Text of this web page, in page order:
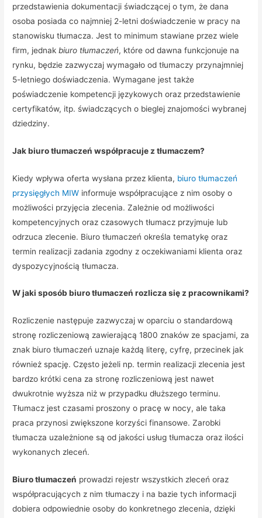
przedstawienia dokumentacji świadczącej o tym, że dana
osoba posiada co najmniej 2-letni doświadczenie w pracy na
stanowisku tłumacza. Jest to minimum stawiane przez wiele
firm, jednakbiuro tłumaczeń, które od dawna funkcjonuje na
rynku, będzie zazwyczaj wymagało od tłumaczy przynajmniej
5-letniego doświadczenia. Wymagane jest także
poświadczenie kompetencji językowych oraz przedstawienie
certyfikatów, itp. świadczących o bieglej znajomości wybranej
dziedziny.
Jak biuro tłumaczeń współpracuje z tłumaczem?
Kiedy wpływa oferta wysłana przez klienta, biuro tłumaczeń
przysięgłych MIW informuje współpracujące z nim osoby o
możliwości przyjęcia zlecenia. Zależnie od możliwości
kompetencyjnych oraz czasowych tłumacz przyjmuje lub
odrzuca zlecenie. Biuro tłumaczeń określa tematykę oraz
termin realizacji zadania zgodny z oczekiwaniami klienta oraz
dyspozycyjnością tłumacza.
W jaki sposób biuro tłumaczeń rozlicza się z pracownikami?
Rozliczenie następuje zazwyczaj w oparciu o standardową
stronę rozliczeniową zawierającą 1800 znaków ze spacjami, za
znak biuro tłumaczeń uznaje każdą literę, cyfrę, przecinek jak
również spację. Często jeżeli np. termin realizacji zlecenia jest
bardzo krótki cena za stronę rozliczeniową jest nawet
dwukrotnie wyższa niż w przypadku dłuższego terminu.
Tłumacz jest czasami proszony o pracę w nocy, ale taka
praca przynosi zwiększone korzyści finansowe. Zarobki
tłumacza uzależnione są od jakości usług tłumacza oraz ilości
wykonanych zleceń.
Biuro tłumaczeń prowadzi rejestr wszystkich zleceń oraz
współpracujących z nim tłumaczy i na bazie tych informacji
dobiera odpowiednie osoby do konkretnego zlecenia, dzięki